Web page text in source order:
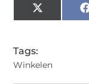
X
(Twitter)
Tags:
Winkelen